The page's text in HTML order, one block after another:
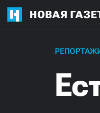
НОВАЯ